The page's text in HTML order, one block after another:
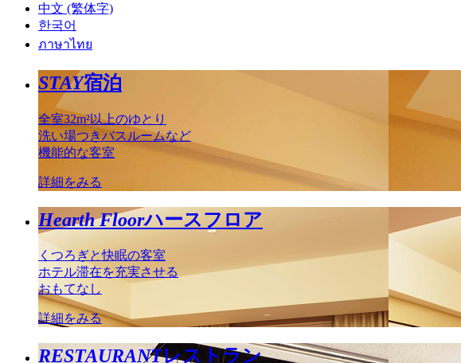
中文 (繁体字)
한국어
ภาษาไทย
STAY宿泊
全室32m²以上のゆとり
洗い場つきバスルームなど
機能的な客室
詳細をみる
Hearth Floorハースフロア
くつろぎと快眠の客室
ホテル滞在を充実させる
おもてなし
詳細をみる
RESTAURANTレストラン